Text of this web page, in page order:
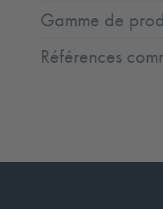
Gamme de
Références